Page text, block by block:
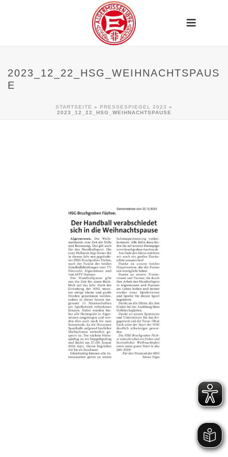
2023_12_22_HSG_WEIHNACHTSPAUS
E
STARTSEITE » PRESSESPIEGEL 2023 »
2023_12_22_HSG_WEIHNACHTSPAUSE